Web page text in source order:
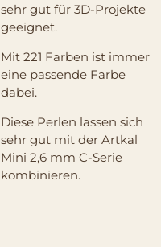
sehr gut für 3D-Projekte
geeignet.
Mit 221 Farben ist immer
eine passende Farbe
dabei.
Diese Perlen lassen sich
sehr gut mit der Artkal
Mini 2,6 mm C-Serie
kombinieren.